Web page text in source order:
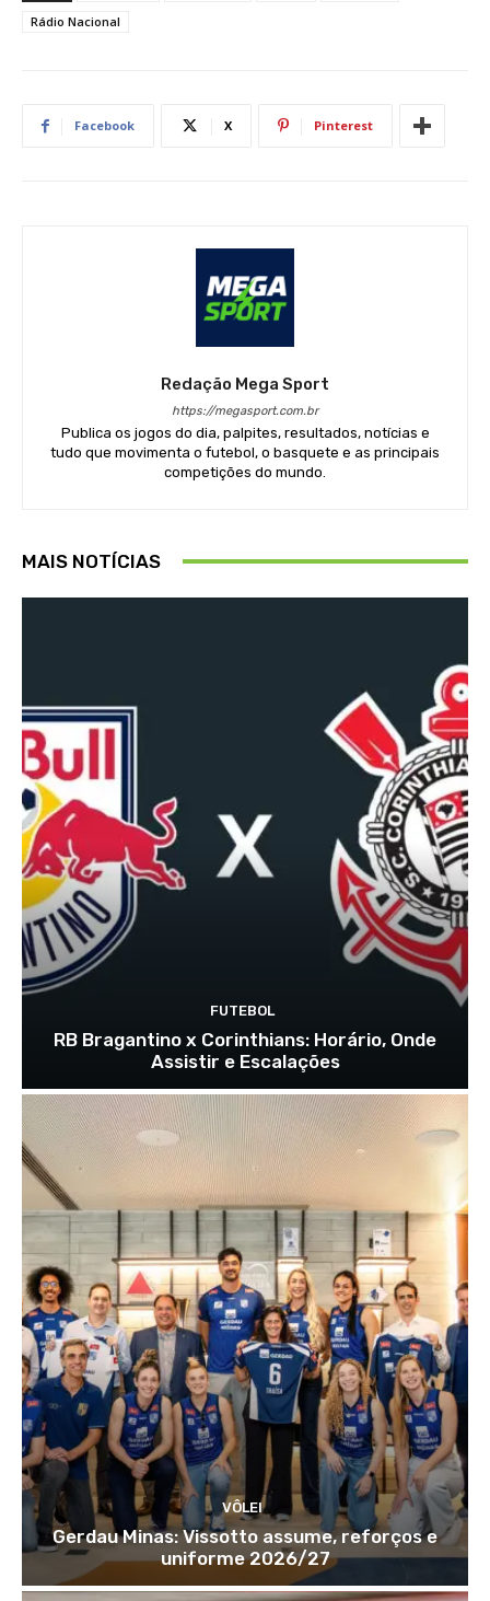
Rádio Nacional
Facebook X Pinterest
Redação Mega Sport
https://megasport.com.br
Publica os jogos do dia, palpites, resultados, notícias e
tudo que movimenta o futebol, o basquete e as principais
competições do mundo.
MAIS NOTÍCIAS
FUTEBOL
RB Bragantino x Corinthians: Horário, Onde
Assistir e Escalações
VÔLEI
Gerdau Minas: Vissotto assume, reforços e
uniforme 2026/27